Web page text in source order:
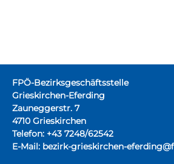
FPÖ-Bezirksgeschäftsstelle
Grieskirchen-Eferding
Zauneggerstr. 7
4710 Grieskirchen
Telefon: +43 7248/62542
E-Mail: bezirk-grieskirchen-